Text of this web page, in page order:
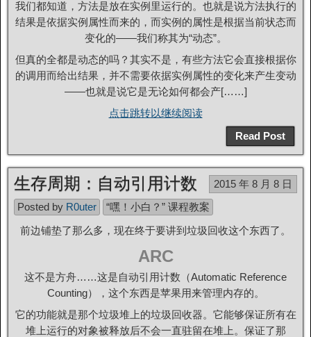
我们都知道，方法是放在实例里运行的。也就是说方法执行的
结果是依据实例属性而来的，而实例的属性是根据当前状态而
变化的——我们称其为“动态”。
但真的全都是动态的吗？其实不是，有些方法它会直接根据你
的调用而给出结果，并不需要依据实例属性的变化来产生变动
——也就是说它是无论如何都会产[……]
点击跳转以继续阅读
Read Post
生存周期：自动引用计数
2015 年 8 月 8 日
Posted by R0uter
“嘿！小白？” 课程教案
前边铺垫了那么多，现在终于要讲到垃圾回收这个东西了。
ARC
这不是方舟……这是自动引用计数（Automatic Reference
Counting），这个东西是苹果用来管理内存的。
它的功能就是那个垃圾堆上的垃圾回收器。它能够保证所有在
堆上运行的对象被释放后不会一直驻留在堆上。保证了那